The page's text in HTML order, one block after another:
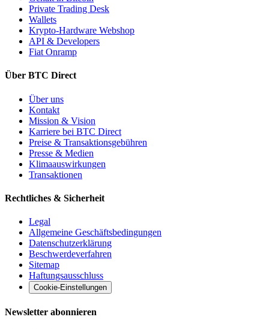
Private Trading Desk
Wallets
Krypto-Hardware Webshop
API & Developers
Fiat Onramp
Über BTC Direct
Über uns
Kontakt
Mission & Vision
Karriere bei BTC Direct
Preise & Transaktionsgebühren
Presse & Medien
Klimaauswirkungen
Transaktionen
Rechtliches & Sicherheit
Legal
Allgemeine Geschäftsbedingungen
Datenschutzerklärung
Beschwerdeverfahren
Sitemap
Haftungsausschluss
Cookie-Einstellungen
Newsletter abonnieren